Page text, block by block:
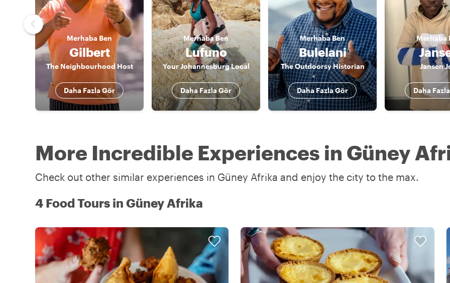
Merhaba Ben
Gilbert
The Neighbourhood Host
Daha Fazla Gör
MerhabaBen
Lufuno
Your Johannesburg Local
Daha Fazla Gör
MerhabaBen
Bulelani
The Outdoorsy Historian
Daha Fazla Gör
Merhaba
Jansen
Daha
More Incredible Experiences in Güney
Check out other similar experiences in Güney Afrika and enjoy the city to the max.
4 Food Tours in Güney Afrika